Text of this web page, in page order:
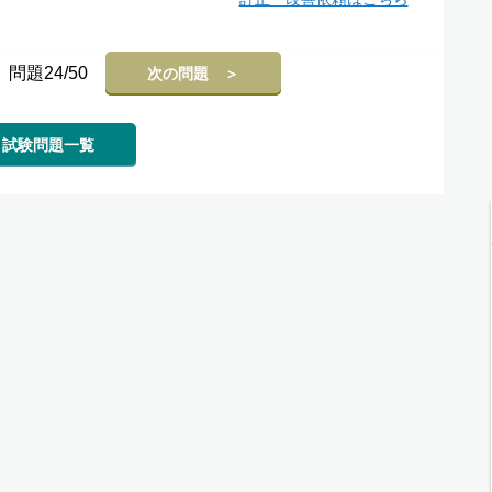
問題24/50 次の問題 ＞
試験問題一覧